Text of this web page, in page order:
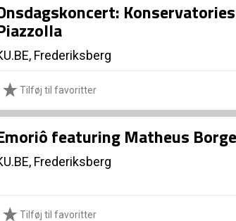
Frederiksberg
Tilføj til favoritter
featuring Matheus
Frederiksberg
Tilføj til favoritter